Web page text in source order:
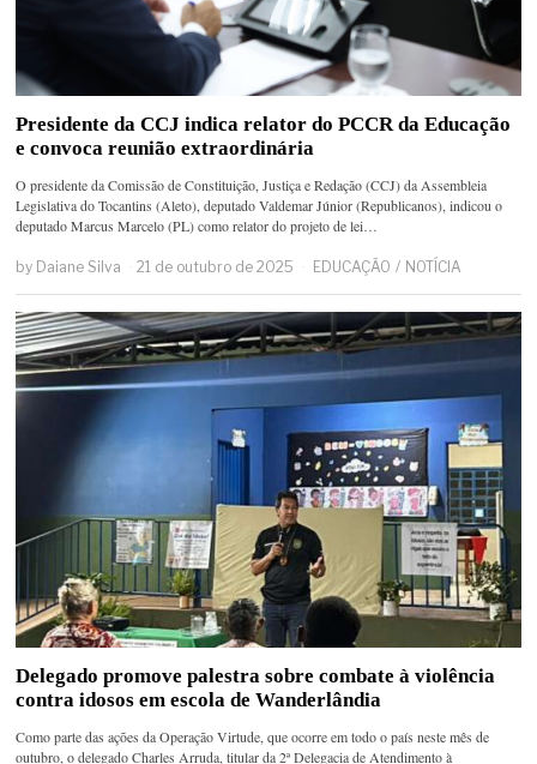
Presidente da CCJ indica relator do PCCR da Educação
e convoca reunião extraordinária
O presidente da Comissão de Constituição, Justiça e Redação (CCJ) da Assembleia
Legislativa do Tocantins (Aleto), deputado Valdemar Júnior (Republicanos), indicou o
deputado Marcus Marcelo (PL) como relator do projeto de lei…
by Daiane Silva 21 de outubro de 2025 EDUCAÇÃO / NOTÍCIA
Delegado promove palestra sobre combate à violência
contra idosos em escola de Wanderlândia
Como parte das ações da Operação Virtude, que ocorre em todo o país neste mês de
outubro, o delegado Charles Arruda, titular da 2ª Delegacia de Atendimento à